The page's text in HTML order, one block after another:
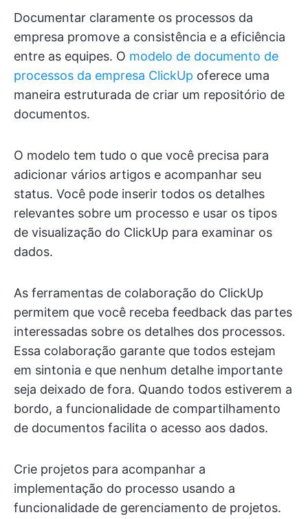
Documentar claramente os processos da
empresa promove a consistência e a eficiência
entre as equipes. O modelo de documento de
processos da empresa ClickUp oferece uma
maneira estruturada de criar um repositório de
documentos.
O modelo tem tudo o que você precisa para
adicionar vários artigos e acompanhar seu
status. Você pode inserir todos os detalhes
relevantes sobre um processo e usar os tipos
de visualização do ClickUp para examinar os
dados.
As ferramentas de colaboração do ClickUp
permitem que você receba feedback das partes
interessadas sobre os detalhes dos processos.
Essa colaboração garante que todos estejam
em sintonia e que nenhum detalhe importante
seja deixado de fora. Quando todos estiverem a
bordo, a funcionalidade de compartilhamento
de documentos facilita o acesso aos dados.
Crie projetos para acompanhar a
implementação do processo usando a
funcionalidade de gerenciamento de projetos.